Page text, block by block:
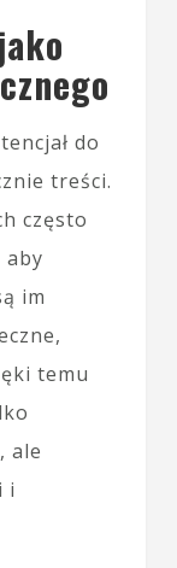
do
treści.
często
im
temu
ale
i